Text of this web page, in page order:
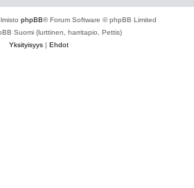
phpBB® Forum Software © phpBB Limited
Suomi (lurttinen, harritapio, Pettis)
Yksityisyys | Ehdot